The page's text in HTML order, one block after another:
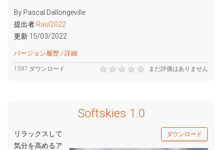
By Pascal Dallongeville
提出者 Raul2022
更新 15/03/2022
バージョン履歴 / 詳細
まだ評価はありません
1597 ダウンロード
Softskies 1.0
ダウンロード
リラックスして
気分を高めるア